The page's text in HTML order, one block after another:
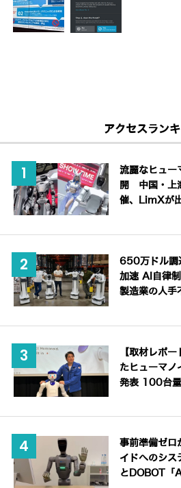
アクセスラン
流麗なヒュー
開 中国・上
催、LimXが
650万ドル調
加速 AI自律
製造業の人手
【取材レポ
たヒューマノ
発表 100台
事前準備ゼロ
イドへのシ
とDOBOT「